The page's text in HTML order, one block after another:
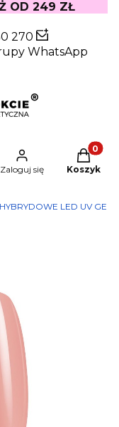
OD 249 ZŁ
270
WhatsApp
Zaloguj się Koszyk
LED UV GEL